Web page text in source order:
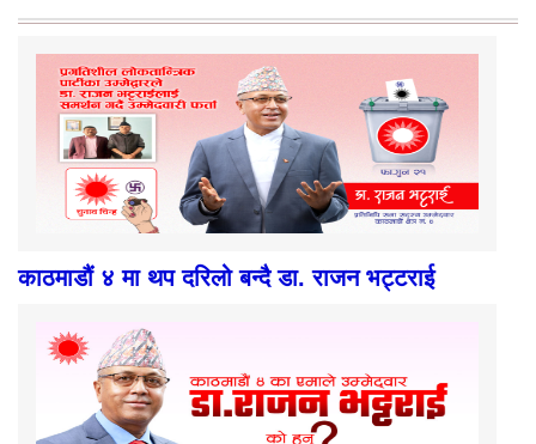
काठमाडौं ४ मा थप दरिलो बन्दै डा. राजन भट्टराई